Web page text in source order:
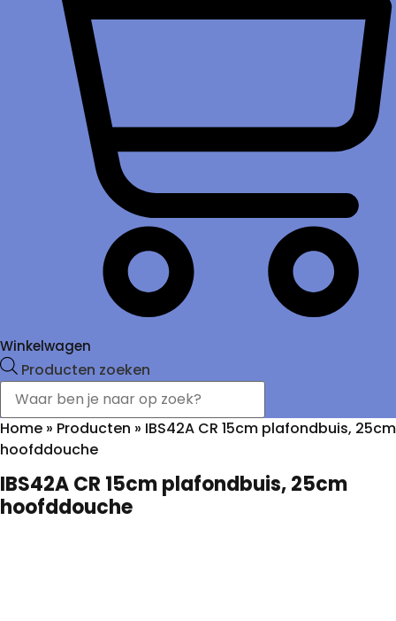
Winkelwagen
Producten zoeken
Home » Producten » IBS42A CR 15cm plafondbuis, 25cm
hoofddouche
IBS42A CR 15cm plafondbuis, 25cm
hoofddouche